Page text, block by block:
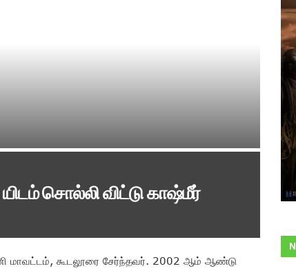
சொல்லி விட்டு காஷ்மீர்
மாவட்டம், கூடலூரை சேர்ந்தவர். 2002 ஆம் ஆண்டு